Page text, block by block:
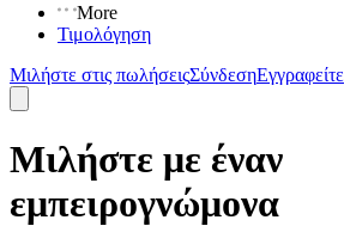
More
Τιμολόγηση
Μιλήστε στις πωλήσειςΣύνδεσηΕγγραφείτε
Μιλήστε με έναν
εμπειρογνώμονα